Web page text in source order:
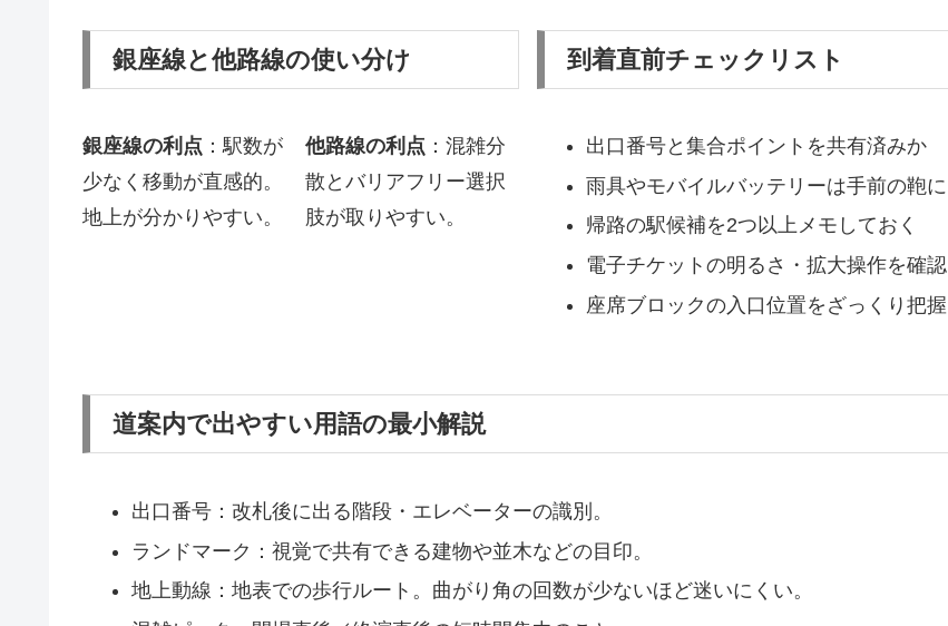
銀座線と他路線の使い分け
銀座線の利点 ：駅数が
少なく移動が直感的。
地上が分かりやすい。
他路線の利点 ：混雑分
散とバリアフリー選択
肢が取りやすい。
到着直前チェックリスト
出口番号と集合ポイントを共有済みか
雨具やモバイルバッテリーは手前の鞄に
帰路の駅候補を2つ以上メモしておく
電子チケットの明るさ・拡大操作を確認
座席ブロックの入口位置をざっくり把握
道案内で出やすい用語の最小解説
出口番号：改札後に出る階段・エレベーターの識別。
ランドマーク：視覚で共有できる建物や並木などの目印。
地上動線：地表での歩行ルート。曲がり角の回数が少ないほど迷いにくい。